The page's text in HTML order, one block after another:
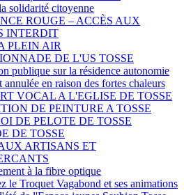
solidarité citoyenne
ROUGE – ACCÈS AUX
INTERDIT
PLEIN AIR
DE L'US TOSSE
publique sur la résidence autonomie
annulée en raison des fortes chaleurs
VOCAL A L'EGLISE DE TOSSE
DE PEINTURE A TOSSE
DE PELOTE DE TOSSE
DE TOSSE
ARTISANS ET
à la fibre optique
le Troquet Vagabond et ses animations